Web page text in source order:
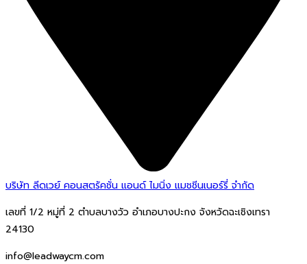
บริษัท ลีดเวย์ คอนสตรัคชั่น แอนด์ ไมนิ่ง แมชชีนเนอร์รี่ จำกัด
เลขที่ 1/2 หมู่ที่ 2 ตำบลบางวัว อำเภอบางปะกง จังหวัดฉะเชิงเทรา
24130
info@leadwaycm.com